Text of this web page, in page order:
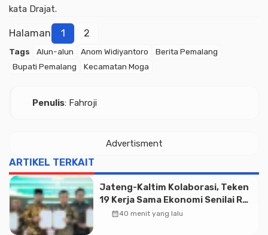
kata Drajat.
Halaman 1 2
Tags Alun-alun Anom Widiyantoro
Berita Pemalang
Bupati Pemalang
Kecamatan Moga
Penulis: Fahroji
Advertisment
ARTIKEL TERKAIT
Jateng-Kaltim Kolaborasi, Teken
19 Kerja Sama Ekonomi Senilai Rp
20,2 Triliun
calendar_month40 menit yang lalu